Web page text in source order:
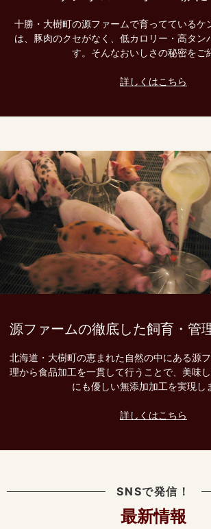
十勝・大樹町の源ファームで育ってているケ
は、豚肉のクセがなく、低カロリー・高タン
す。そんなおいしさの秘密をご
詳しくはこちら
源ファームの徹底した飼育・管
北海道・大樹町の恵まれた自然の中にある源
理から食品加工を一貫して行うことで、美味
にも優しい無添加加工を実現し
詳しくはこちら
SNSで発信！
最新情報